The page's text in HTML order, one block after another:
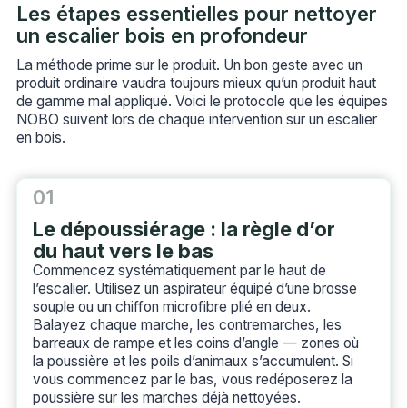
Les étapes essentielles pour nettoyer
un escalier bois en profondeur
La méthode prime sur le produit. Un bon geste avec un
produit ordinaire vaudra toujours mieux qu’un produit haut
de gamme mal appliqué. Voici le protocole que les équipes
NOBO suivent lors de chaque intervention sur un escalier
en bois.
01
Le dépoussiérage : la règle d’or
du haut vers le bas
Commencez systématiquement par le haut de
l’escalier. Utilisez un aspirateur équipé d’une brosse
souple ou un chiffon microfibre plié en deux.
Balayez chaque marche, les contremarches, les
barreaux de rampe et les coins d’angle — zones où
la poussière et les poils d’animaux s’accumulent. Si
vous commencez par le bas, vous redéposerez la
poussière sur les marches déjà nettoyées.